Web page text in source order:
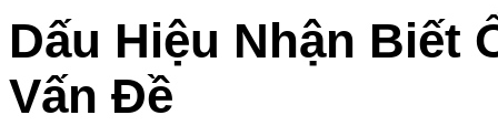
Dấu Hiệu Nhận Biết
Vấn Đề